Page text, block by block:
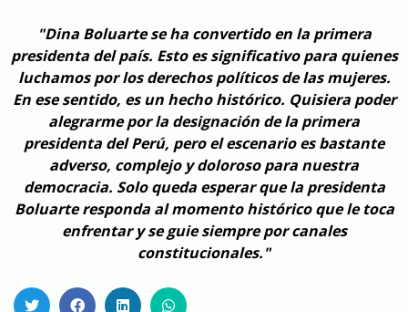
"Dina Boluarte se ha convertido en la primera
presidenta del país. Esto es significativo para quienes
luchamos por los derechos políticos de las mujeres.
En ese sentido, es un hecho histórico. Quisiera poder
alegrarme por la designación de la primera
presidenta del Perú, pero el escenario es bastante
adverso, complejo y doloroso para nuestra
democracia. Solo queda esperar que la presidenta
Boluarte responda al momento histórico que le toca
enfrentar y se guie siempre por canales
constitucionales."